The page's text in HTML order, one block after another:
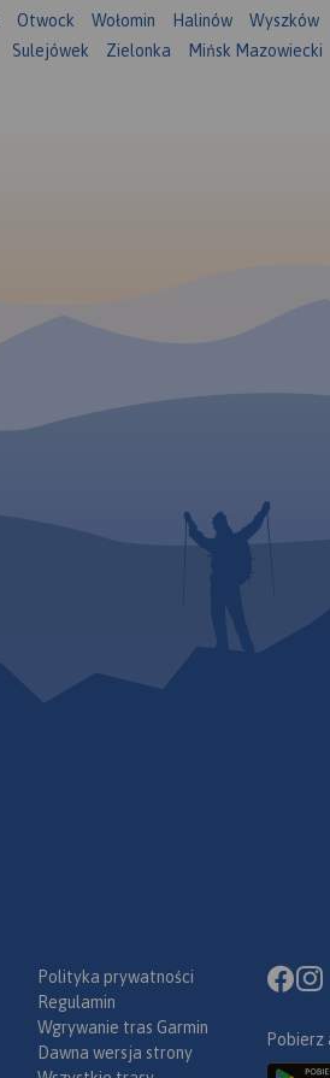
Otwock Wołomin Halinów Wyszków
Sulejówek Zielonka Mińsk Mazowiecki
Polityka prywatności
Regulamin
Wgrywanie tras Garmin
Dawna wersja strony
Pobierz